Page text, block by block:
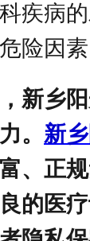
疾病
险因素
新乡
。 新
、正
的医